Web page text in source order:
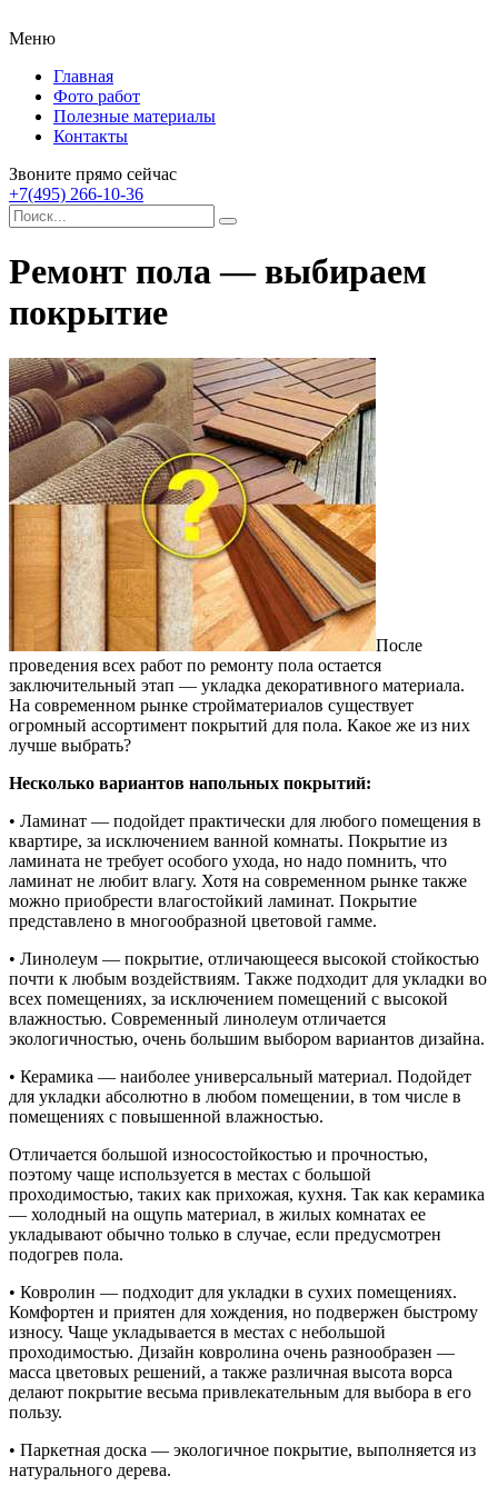
Меню
Главная
Фото работ
Полезные материалы
Контакты
Звоните прямо сейчас
+7(495) 266-10-36
Ремонт пола — выбираем
покрытие
После
проведения всех работ по ремонту пола остается
заключительный этап — укладка декоративного материала.
На современном рынке стройматериалов существует
огромный ассортимент покрытий для пола. Какое же из них
лучше выбрать?
Несколько вариантов напольных покрытий:
• Ламинат — подойдет практически для любого помещения в
квартире, за исключением ванной комнаты. Покрытие из
ламината не требует особого ухода, но надо помнить, что
ламинат не любит влагу. Хотя на современном рынке также
можно приобрести влагостойкий ламинат. Покрытие
представлено в многообразной цветовой гамме.
• Линолеум — покрытие, отличающееся высокой стойкостью
почти к любым воздействиям. Также подходит для укладки во
всех помещениях, за исключением помещений с высокой
влажностью. Современный линолеум отличается
экологичностью, очень большим выбором вариантов дизайна.
• Керамика — наиболее универсальный материал. Подойдет
для укладки абсолютно в любом помещении, в том числе в
помещениях с повышенной влажностью.
Отличается большой износостойкостью и прочностью,
поэтому чаще используется в местах с большой
проходимостью, таких как прихожая, кухня. Так как керамика
— холодный на ощупь материал, в жилых комнатах ее
укладывают обычно только в случае, если предусмотрен
подогрев пола.
• Ковролин — подходит для укладки в сухих помещениях.
Комфортен и приятен для хождения, но подвержен быстрому
износу. Чаще укладывается в местах с небольшой
проходимостью. Дизайн ковролина очень разнообразен —
масса цветовых решений, а также различная высота ворса
делают покрытие весьма привлекательным для выбора в его
пользу.
• Паркетная доска — экологичное покрытие, выполняется из
натурального дерева.